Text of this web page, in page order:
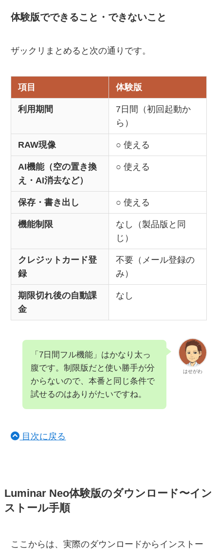
体験版でできること・できないこと
ザックリまとめると次の通りです。
項目 体験版
利用期間
7日間（初回起動か
ら）
RAW現像 ○ 使える
AI機能（空の置き換
え・AI消去など）
○ 使える
保存・書き出し ○ 使える
機能制限
なし（製品版と同
じ）
クレジットカード登
録
不要（メール登録の
み）
期限切れ後の自動課
金
なし
はせがわ
「7日間フル機能」はかなり太っ
腹です。制限版だと使い勝手が分
からないので、本番と同じ条件で
試せるのはありがたいですね。
目次に戻る
Luminar Neo体験版のダウンロード〜イン
ストール手順
ここからは、実際のダウンロードからインストー